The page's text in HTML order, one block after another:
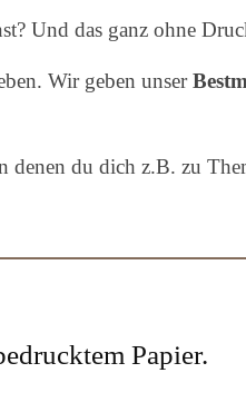
Und das ganz ohne
Wir geben unser
denen du dich z.B. zu
Papier.